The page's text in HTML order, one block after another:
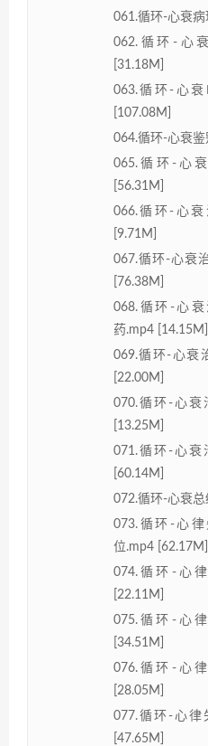
061.循环-心衰病
062.循环-心
[31.18M]
063.循环-心
[107.08M]
064.循环-心衰鉴
065.循环-心
[56.31M]
066.循环-心
[9.71M]
067.循环-心衰
[76.38M]
068.循环-心
药.mp4 [14.15M]
069.循环-心衰
[22.00M]
070.循环-心衰
[13.25M]
071.循环-心衰
[60.14M]
072.循环-心衰总
073.循环-心
位.mp4 [62.17M]
074.循环-心
[22.11M]
075.循环-心
[34.51M]
076.循环-心
[28.05M]
077.循环-心律
[47.65M]